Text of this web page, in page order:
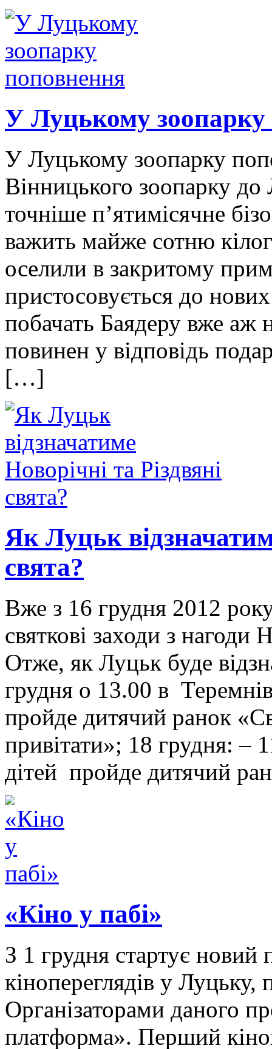
У Луцькому
У Луцькому зоопарку
Вінницького зоопарку до
точніше п’ятимісячне
важить майже сотню
оселили в закритому
пристосовується до
побачать Баядеру вже аж
повинен у відповідь
[…]
Як Луцьк
свята?
Вже з 16 грудня 2012
святкові заходи з нагоди
Отже, як Луцьк буде
грудня о 13.00 в
пройде дитячий ранок
привітати»; 18 грудня: –
дітей пройде дитячий
«Кіно у пабі»
З 1 грудня стартує новий
кінопереглядів у Луцьку,
Організаторами даного
платформа». Перший